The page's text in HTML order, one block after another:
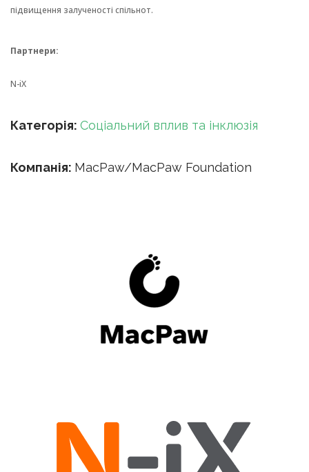
підвищення залученості спільнот.
Партнери:
N-iX
Категорія: Соціальний вплив та інклюзія
Компанія: MacPaw/MacPaw Foundation